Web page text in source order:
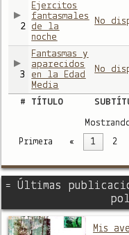
2
Ejercitos
fantasmales
de la
noche
No
3
Fantasmas y
aparecidos
en la Edad
Media
No
# TÍTULO
Primera « 1 2
= Últimas
Mis